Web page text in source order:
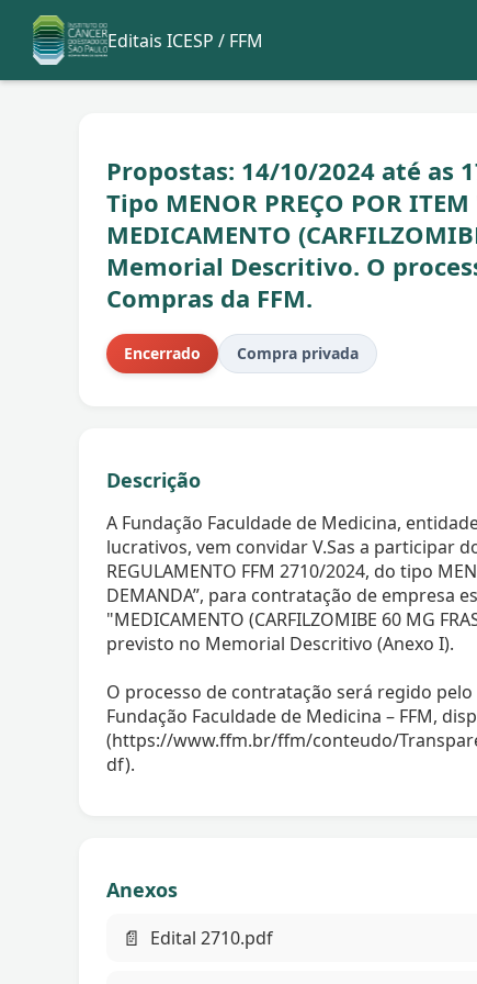
Editais ICESP / FFM
Propostas: 14/10/2024 até as
Tipo MENOR PREÇO POR
MEDICAMENTO
Memorial Descritivo. O
Compras da FFM.
Encerrado Compra privada
Descrição
A Fundação Faculdade de Medicina,
lucrativos, vem convidar V.Sas a participar
REGULAMENTO FFM 2710/2024, do tipo
DEMANDA”, para contratação de empresa
"MEDICAMENTO (CARFILZOMIBE 60 MG
previsto no Memorial Descritivo (Anexo I).
O processo de contratação será regido
Fundação Faculdade de Medicina – FFM,
(https://www.ffm.br/ffm/conteudo/
df).
Anexos
📄 Edital 2710.pdf